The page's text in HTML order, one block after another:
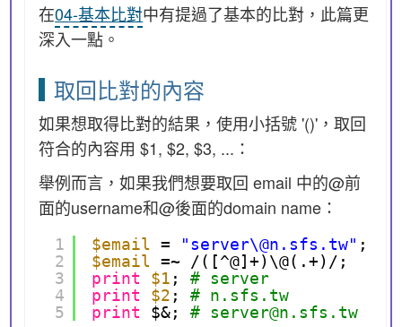
在04-基本比對中有提過了基本的比對，此篇更
深入一點。
取回比對的內容
如果想取得比對的結果，使用小括號 '()'，取回
符合的內容用 $1, $2, $3, ...：
舉例而言，如果我們想要取回 email 中的@前
面的username和@後面的domain name：
1
2
3
4
5
$email = "server\@n.sfs.tw" ;
$email =~ /([^@]+)\@(.+)/;
print
$1 ; # server
print
$2 ; # n.sfs.tw
print
$&; # server@n.sfs.tw